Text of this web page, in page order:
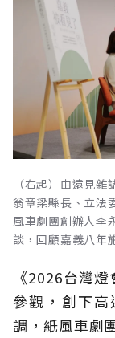
（右起）由遠見
翁章梁縣長、立法
風車劇團創辦人李
談，回顧嘉義八年
《2026台灣
參觀，創下
調，紙風車劇